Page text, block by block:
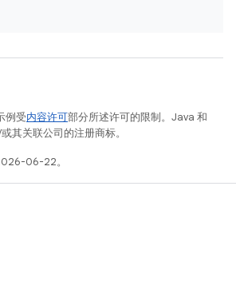
例受内容许可部分所述许可的限制。Java 和
其关联公司的注册商标。
06-22。